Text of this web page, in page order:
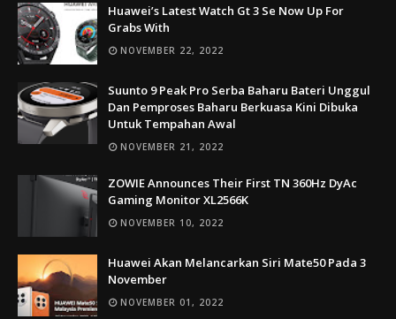
Huawei’s Latest Watch Gt 3 Se Now Up For
Grabs With
NOVEMBER 22, 2022
Suunto 9 Peak Pro Serba Baharu Bateri Unggul
Dan Pemproses Baharu Berkuasa Kini Dibuka
Untuk Tempahan Awal
NOVEMBER 21, 2022
ZOWIE Announces Their First TN 360Hz DyAc
Gaming Monitor XL2566K
NOVEMBER 10, 2022
Huawei Akan Melancarkan Siri Mate50 Pada 3
November
NOVEMBER 01, 2022